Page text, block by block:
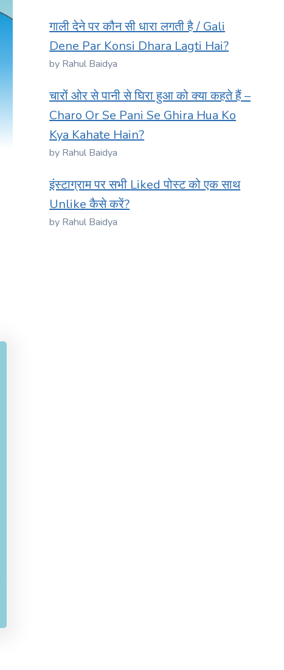
गाली देने पर कौन सी धारा लगती है / Gali
Dene Par Konsi Dhara Lagti Hai?
by Rahul Baidya
चारों ओर से पानी से घिरा हुआ को क्या कहते हैं –
Charo Or Se Pani Se Ghira Hua Ko
Kya Kahate Hain?
by Rahul Baidya
इंस्टाग्राम पर सभी Liked पोस्ट को एक साथ
Unlike कैसे करें?
by Rahul Baidya